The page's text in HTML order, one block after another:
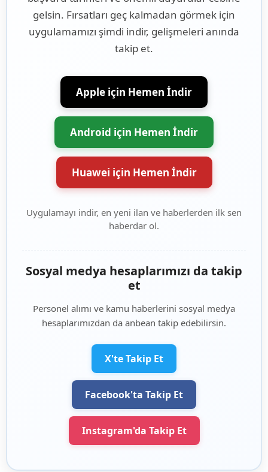
gelsin. Fırsatları geç kalmadan görmek için
uygulamamızı şimdi indir, gelişmeleri anında
takip et.
Apple için Hemen İndir
Android için Hemen İndir
Huawei için Hemen İndir
Uygulamayı indir, en yeni ilan ve haberlerden ilk sen
haberdar ol.
Sosyal medya hesaplarımızı da takip
et
Personel alımı ve kamu haberlerini sosyal medya
hesaplarımızdan da anbean takip edebilirsin.
X'te Takip Et
Facebook'ta Takip Et
Instagram'da Takip Et